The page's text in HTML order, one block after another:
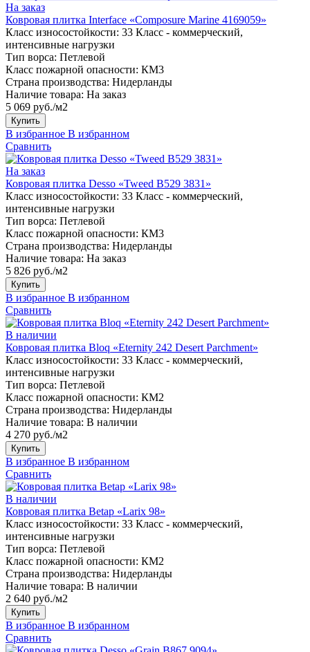
На заказ
Ковровая плитка Interface «Composure Marine 4169059»
Класс износостойкости: 33 Класс - коммерческий,
интенсивные нагрузки
Тип ворса: Петлевой
Класс пожарной опасности: КМ3
Страна производства: Нидерланды
Наличие товара: На заказ
5 069 руб./м2
Купить
В избранное В избранном
Сравнить
На заказ
Ковровая плитка Desso «Tweed B529 3831»
Класс износостойкости: 33 Класс - коммерческий,
интенсивные нагрузки
Тип ворса: Петлевой
Класс пожарной опасности: КМ3
Страна производства: Нидерланды
Наличие товара: На заказ
5 826 руб./м2
Купить
В избранное В избранном
Сравнить
В наличии
Ковровая плитка Bloq «Eternity 242 Desert Parchment»
Класс износостойкости: 33 Класс - коммерческий,
интенсивные нагрузки
Тип ворса: Петлевой
Класс пожарной опасности: КМ2
Страна производства: Нидерланды
Наличие товара: В наличии
4 270 руб./м2
Купить
В избранное В избранном
Сравнить
В наличии
Ковровая плитка Betap «Larix 98»
Класс износостойкости: 33 Класс - коммерческий,
интенсивные нагрузки
Тип ворса: Петлевой
Класс пожарной опасности: КМ2
Страна производства: Нидерланды
Наличие товара: В наличии
2 640 руб./м2
Купить
В избранное В избранном
Сравнить